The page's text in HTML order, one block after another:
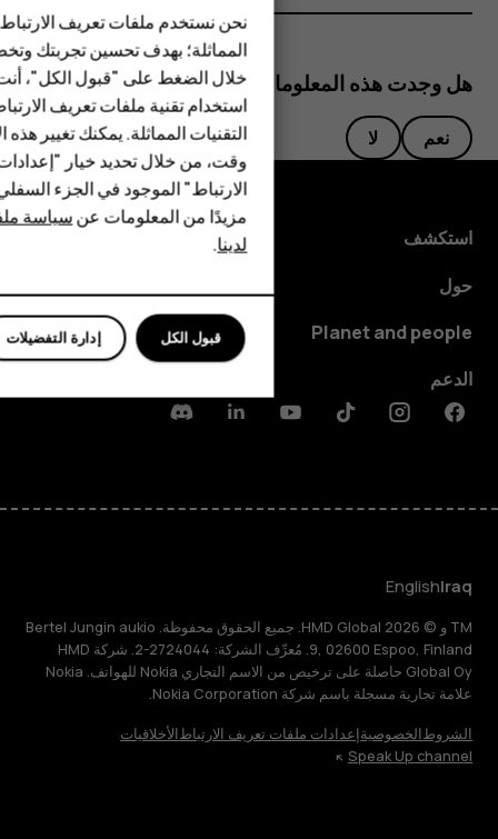
الهواتف الذكية
الهواتف المميزة
HMD Terra M
HMD DUB
HMD Watch
للأعمال
هل وجدت هذه المعلومات مفيدة؟
نعم لا
استكشف
حول
Planet and people
الدعم
Facebook
Instagram
Tiktok
Youtube
Linkedin
Discord
Iraq
English
TM و © 2026 HMD Global. جميع الحقوق محفوظة. Bertel Jungin aukio
9, 02600 Espoo, Finland. مُعرِّف الشركة: 2724044-2. شركة HMD
Global Oy حاصلة على ترخيص من الاسم التجاري Nokia للهواتف. Nokia
علامة تجارية مسجلة باسم شركة Nokia Corporation.
الشروطالخصوصيةإعدادات ملفات تعريف الارتباطالأخلاقيات
Speak Up channel
نحن نستخدم ملفات تعريف
المماثلة؛ بهدف تحسين تجربتك
خلال الضغط على "قبول الكل"،
استخدام تقنية ملفات تعريف
التقنيات المماثلة. يمكنك تغيير
وقت، من خلال تحديد خيار
الارتباط" الموجود في الجزء
مزيدًا من المعلومات عنسياسة
لدينا.
إدارة التفضيلات قبول الكل